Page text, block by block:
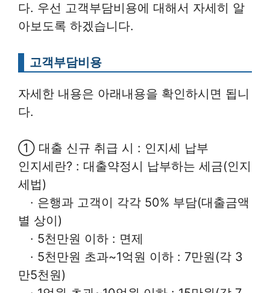
다. 우선 고객부담비용에 대해서 자세히 알
아보도록 하겠습니다.
고객부담비용
자세한 내용은 아래내용을 확인하시면 됩니
다.
① 대출 신규 취급 시 : 인지세 납부
인지세란? : 대출약정시 납부하는 세금(인지
세법)
· 은행과 고객이 각각 50% 부담(대출금액
별 상이)
· 5천만원 이하 : 면제
· 5천만원 초과~1억원 이하 : 7만원(각 3
만5천원)